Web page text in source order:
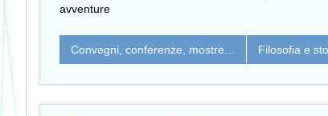
avventure
Convegni, conferenze, mostre... Filosofia e